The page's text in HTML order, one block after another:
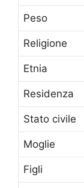
Peso
Religione
Etnia
Residenza
Stato civile
Moglie
Figli